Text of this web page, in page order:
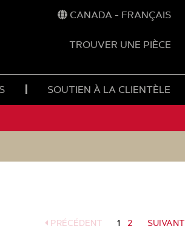
CANADA - FRANÇAIS
TROUVER UNE PIÈCE
SOUTIEN À LA CLIENTÈLE
PRÉCÉDENT 1 Page
2
SUIVANT